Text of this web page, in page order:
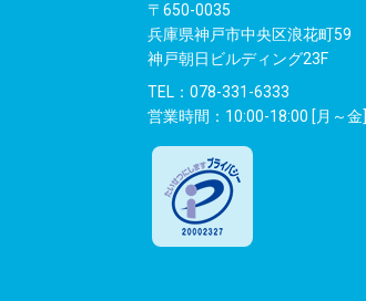
ン
〒650-0035
兵庫県神戸市中央区浪花町59
神戸朝日ビルディング23F
TEL： 078-331-6333
営業時間：10:00-18:00 [月～金]